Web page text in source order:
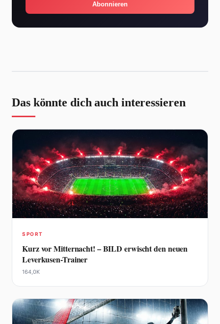
Abonnieren
Das könnte dich auch interessieren
SPORT
Kurz vor Mitternacht! – BILD erwischt den neuen
Leverkusen-Trainer
164,0K